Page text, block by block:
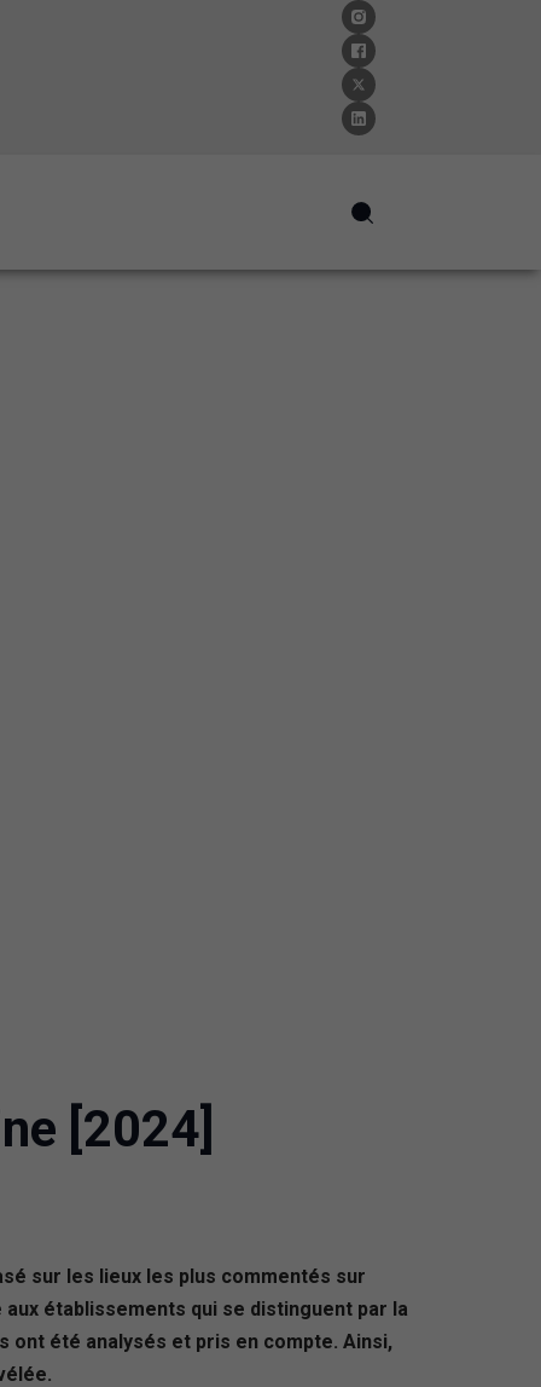
[2024]
sur les lieux les plus commentés sur
établissements qui se distinguent par la
ont été analysés et pris en compte. Ainsi,